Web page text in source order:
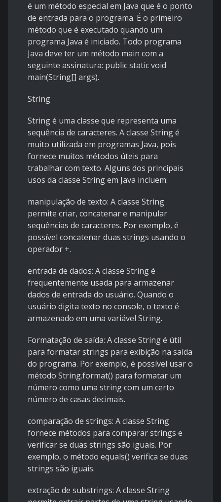
é um método especial em Java que é o ponto
de entrada para o programa. É o primeiro
método que é executado quando um
programa Java é iniciado. Todo programa
Java deve ter um método main com a
seguinte assinatura: public static void
main(String[] args).
String
String é uma classe que representa uma
sequência de caracteres. A classe String é
muito utilizada em programas Java, pois
fornece muitos métodos úteis para
trabalhar com texto. Alguns dos principais
usos da classe String em Java incluem:
manipulação de texto: A classe String
permite criar, concatenar e manipular
sequências de caracteres. Por exemplo, é
possível concatenar duas strings usando o
operador +.
entrada de dados: A classe String é
frequentemente usada para armazenar
dados de entrada do usuário. Quando o
usuário digita texto no console, o texto é
armazenado em uma variável String.
Formatação de saída: A classe String é útil
para formatar strings para exibição na saída
do programa. Por exemplo, é possível usar o
método String.format() para formatar um
número como uma string com um certo
número de casas decimais.
comparação de strings: A classe String
fornece métodos para comparar strings e
verificar se duas strings são iguais. Por
exemplo, o método equals() verifica se duas
strings são iguais.
extração de substrings: A classe String